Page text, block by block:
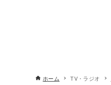
ホーム TV・ラジオ